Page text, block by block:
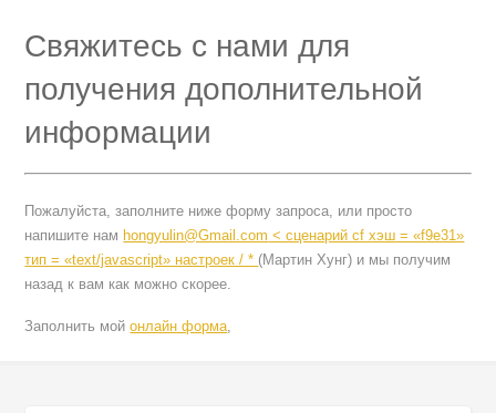
Свяжитесь с нами для
получения дополнительной
информации
Пожалуйста, заполните ниже форму запроса, или просто
напишите нам hongyulin@Gmail.com < сценарий cf хэш = «f9e31»
тип = «text/javascript» настроек / * (Мартин Хунг) и мы получим
назад к вам как можно скорее.
Заполнить мойонлайн форма,